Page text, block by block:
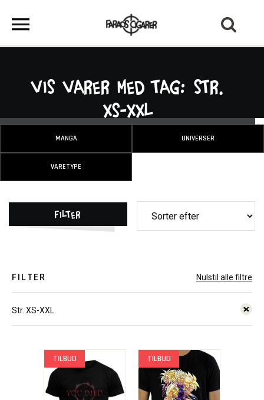
Vis varer med tag: Str.
XS-XXL
MANGA UNIVERSER
VARETYPE
Filter
FILTER Nulstil alle filtre
Str. XS-XXL
TILBUD TILBUD